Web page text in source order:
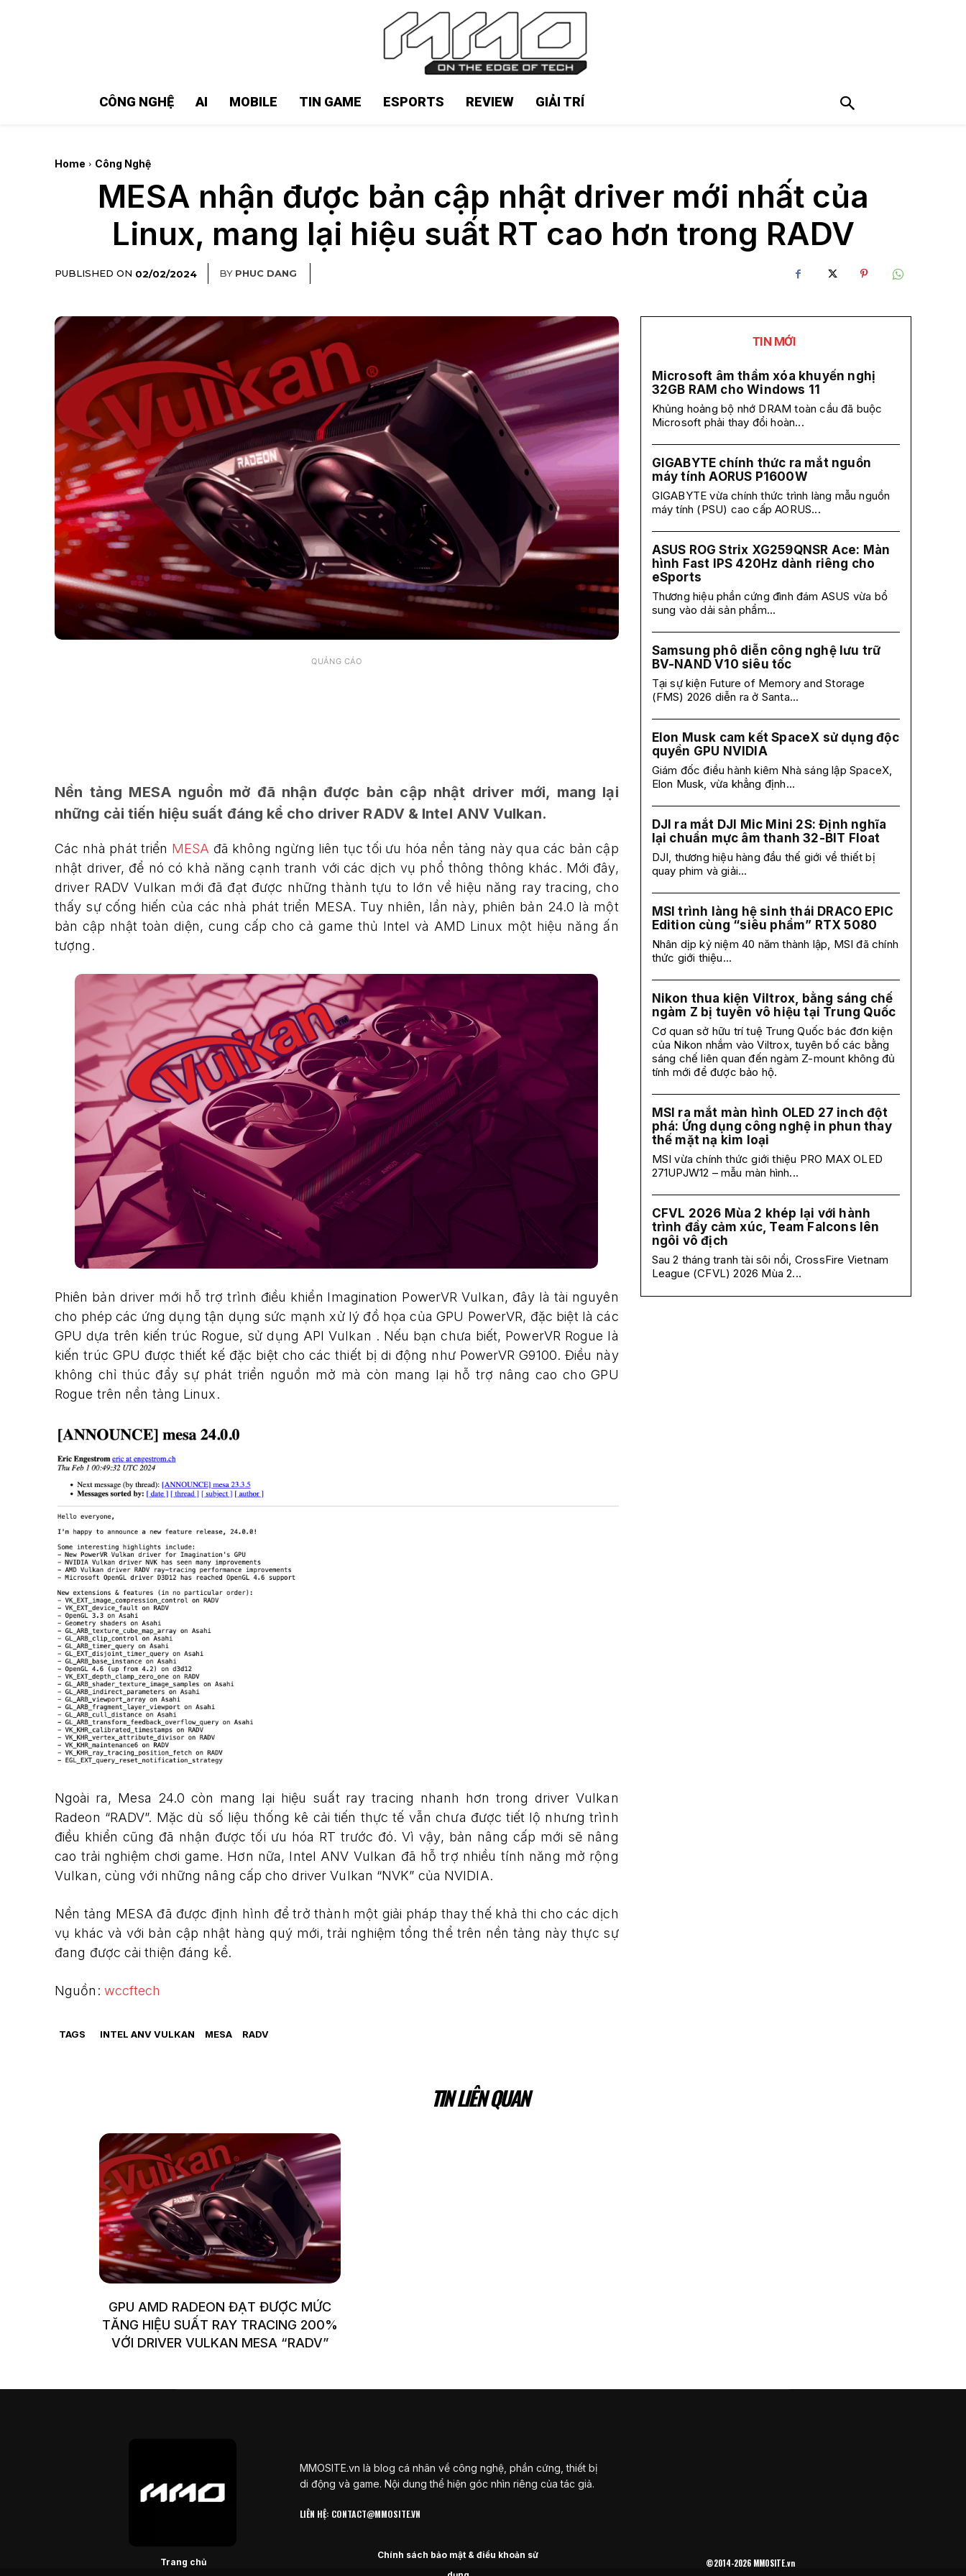
CÔNG NGHỆ AI MOBILE TIN GAME ESPORTS REVIEW GIẢI TRÍ
Home Công Nghệ
MESA nhận được bản cập nhật driver mới nhất của
Linux, mang lại hiệu suất RT cao hơn trong RADV
PUBLISHED ON 02/02/2024 BY PHUC DANG
QUẢNG CÁO
Nền tảng MESA nguồn mở đã nhận được bản cập nhật driver mới, mang lại
những cải tiến hiệu suất đáng kể cho driver RADV & Intel ANV Vulkan.
Các nhà phát triển MESA đã không ngừng liên tục tối ưu hóa nền tảng này qua các bản cập
nhật driver, để nó có khả năng cạnh tranh với các dịch vụ phổ thông thông khác. Mới đây,
driver RADV Vulkan mới đã đạt được những thành tựu to lớn về hiệu năng ray tracing, cho
thấy sự cống hiến của các nhà phát triển MESA. Tuy nhiên, lần này, phiên bản 24.0 là một
bản cập nhật toàn diện, cung cấp cho cả game thủ Intel và AMD Linux một hiệu năng ấn
tượng.
Phiên bản driver mới hỗ trợ trình điều khiển Imagination PowerVR Vulkan, đây là tài nguyên
cho phép các ứng dụng tận dụng sức mạnh xử lý đồ họa của GPU PowerVR, đặc biệt là các
GPU dựa trên kiến trúc Rogue, sử dụng API Vulkan . Nếu bạn chưa biết, PowerVR Rogue là
kiến trúc GPU được thiết kế đặc biệt cho các thiết bị di động như PowerVR G9100. Điều này
không chỉ thúc đẩy sự phát triển nguồn mở mà còn mang lại hỗ trợ nâng cao cho GPU
Rogue trên nền tảng Linux.
Ngoài ra, Mesa 24.0 còn mang lại hiệu suất ray tracing nhanh hơn trong driver Vulkan
Radeon “RADV”. Mặc dù số liệu thống kê cải tiến thực tế vẫn chưa được tiết lộ nhưng trình
điều khiển cũng đã nhận được tối ưu hóa RT trước đó. Vì vậy, bản nâng cấp mới sẽ nâng
cao trải nghiệm chơi game. Hơn nữa, Intel ANV Vulkan đã hỗ trợ nhiều tính năng mở rộng
Vulkan, cùng với những nâng cấp cho driver Vulkan “NVK” của NVIDIA.
Nền tảng MESA đã được định hình để trở thành một giải pháp thay thế khả thi cho các dịch
vụ khác và với bản cập nhật hàng quý mới, trải nghiệm tổng thể trên nền tảng này thực sự
đang được cải thiện đáng kể.
Nguồn: wccftech​
TAGS INTEL ANV VULKAN MESA RADV
TIN MỚI
Microsoft âm thầm xóa khuyến nghị
32GB RAM cho Windows 11
Khủng hoảng bộ nhớ DRAM toàn cầu đã buộc
Microsoft phải thay đổi hoàn...
GIGABYTE chính thức ra mắt nguồn
máy tính AORUS P1600W
GIGABYTE vừa chính thức trình làng mẫu nguồn
máy tính (PSU) cao cấp AORUS...
ASUS ROG Strix XG259QNSR Ace: Màn
hình Fast IPS 420Hz dành riêng cho
eSports
Thương hiệu phần cứng đình đám ASUS vừa bổ
sung vào dải sản phẩm...
Samsung phô diễn công nghệ lưu trữ
BV-NAND V10 siêu tốc
Tại sự kiện Future of Memory and Storage
(FMS) 2026 diễn ra ở Santa...
Elon Musk cam kết SpaceX sử dụng độc
quyền GPU NVIDIA
Giám đốc điều hành kiêm Nhà sáng lập SpaceX,
Elon Musk, vừa khẳng định...
DJI ra mắt DJI Mic Mini 2S: Định nghĩa
lại chuẩn mực âm thanh 32-BIT Float
DJI, thương hiệu hàng đầu thế giới về thiết bị
quay phim và giải...
MSI trình làng hệ sinh thái DRACO EPIC
Edition cùng “siêu phẩm” RTX 5080
Nhân dịp kỷ niệm 40 năm thành lập, MSI đã chính
thức giới thiệu...
Nikon thua kiện Viltrox, bằng sáng chế
ngàm Z bị tuyên vô hiệu tại Trung Quốc
Cơ quan sở hữu trí tuệ Trung Quốc bác đơn kiện
của Nikon nhắm vào Viltrox, tuyên bố các bằng
sáng chế liên quan đến ngàm Z-mount không đủ
tính mới để được bảo hộ.
MSI ra mắt màn hình OLED 27 inch đột
phá: Ứng dụng công nghệ in phun thay
thế mặt nạ kim loại
MSI vừa chính thức giới thiệu PRO MAX OLED
271UPJW12 – mẫu màn hình...
CFVL 2026 Mùa 2 khép lại với hành
trình đầy cảm xúc, Team Falcons lên
ngôi vô địch
Sau 2 tháng tranh tài sôi nổi, CrossFire Vietnam
League (CFVL) 2026 Mùa 2...
TIN LIÊN QUAN
GPU AMD RADEON ĐẠT ĐƯỢC MỨC
TĂNG HIỆU SUẤT RAY TRACING 200%
VỚI DRIVER VULKAN MESA “RADV”
MMOSITE.vn là blog cá nhân về công nghệ, phần cứng, thiết bị
di động và game. Nội dung thể hiện góc nhìn riêng của tác giả.
LIÊN HỆ: CONTACT@MMOSITE.VN
Trang chủ
Chính sách bảo mật & điều khoản sử
©2014-2026 MMOSITE.vn